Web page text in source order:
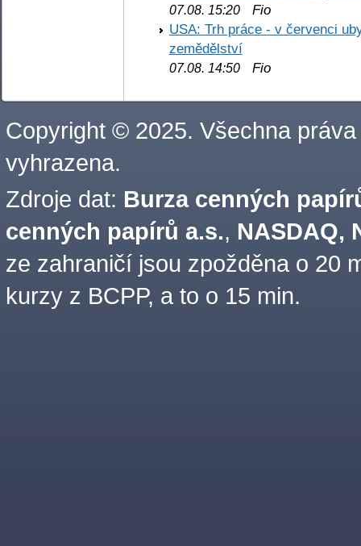
07.08. 15:20 Fio
USA: Trh práce - v červenci
zemědělství
07.08. 14:50 Fio
Copyright © 2025. Všechna práva
vyhrazena.
Zdroje dat: Burza cenných
cenných papírů a.s., NASDAQ,
ze zahraničí jsou zpožděna o 20
kurzy z BCPP, a to o 15 min.